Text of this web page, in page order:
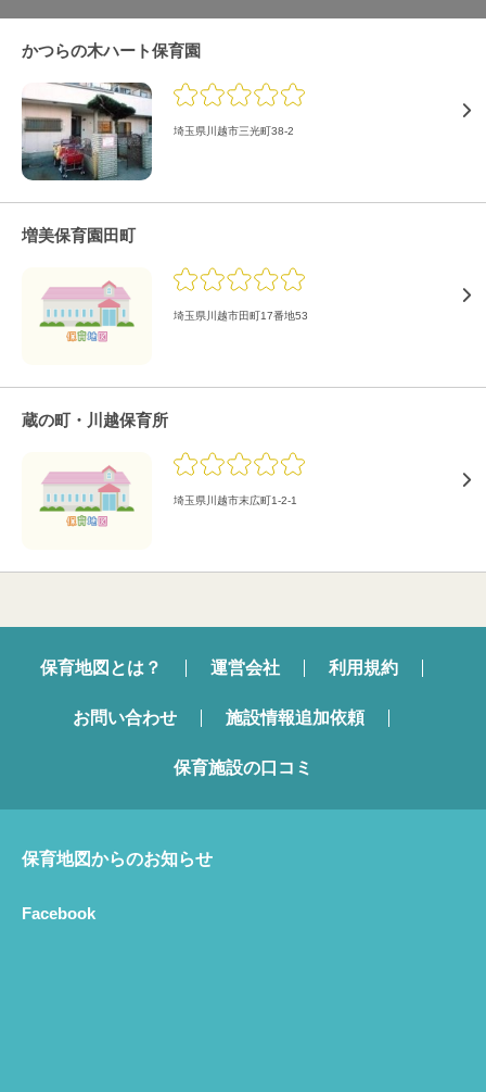
かつらの木ハート保育園
埼玉県川越市三光町38-2
増美保育園田町
埼玉県川越市田町17番地53
蔵の町・川越保育所
埼玉県川越市末広町1-2-1
保育地図とは？ 運営会社 利用規約
お問い合わせ 施設情報追加依頼
保育施設の口コミ
保育地図からのお知らせ
Facebook